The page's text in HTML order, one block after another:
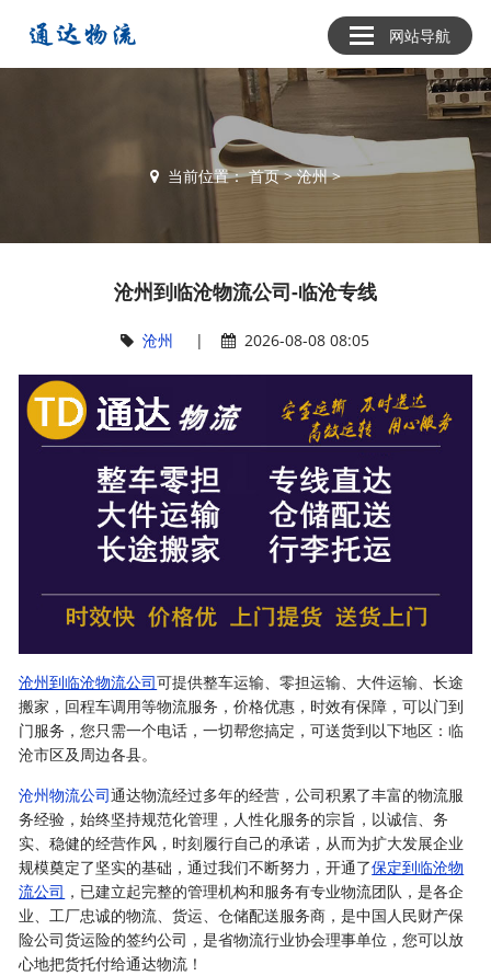
网站导航
当前位置：首页>沧州>
沧州到临沧物流公司-临沧专线
沧州 | 2026-08-08 08:05
沧州到临沧物流公司可提供整车运输、零担运输、大件运输、长途
搬家，回程车调用等物流服务，价格优惠，时效有保障，可以门到
门服务，您只需一个电话，一切帮您搞定，可送货到以下地区：临
沧市区及周边各县。
沧州物流公司通达物流经过多年的经营，公司积累了丰富的物流服
务经验，始终坚持规范化管理，人性化服务的宗旨，以诚信、务
实、稳健的经营作风，时刻履行自己的承诺，从而为扩大发展企业
规模奠定了坚实的基础，通过我们不断努力，开通了保定到临沧物
流公司 ，已建立起完整的管理机构和服务有专业物流团队，是各企
业、工厂忠诚的物流、货运、仓储配送服务商，是中国人民财产保
险公司货运险的签约公司，是省物流行业协会理事单位，您可以放
心地把货托付给通达物流！